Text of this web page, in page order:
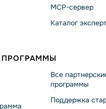
MCP-сервер
Каталог
ПРОГРАММЫ
Все
программы
Поддержка